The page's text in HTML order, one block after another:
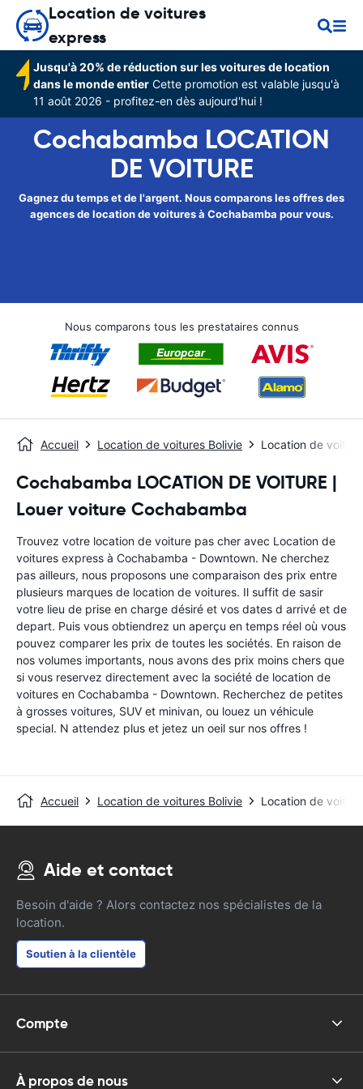
Location de voitures
express
Jusqu'à 20% de réduction sur les voitures de location
dans le monde entier Cette promotion est valable jusqu'à
11 août 2026 - profitez-en dès aujourd'hui !
Cochabamba LOCATION
DE VOITURE
Gagnez du temps et de l'argent. Nous comparons les offres des
agences de location de voitures à Cochabamba pour vous.
Nous comparons tous les prestataires connus
Accueil Location de voitures Bolivie Location de
Cochabamba LOCATION DE VOITURE |
Louer voiture Cochabamba
Trouvez votre location de voiture pas cher avec Location de
voitures express à Cochabamba - Downtown. Ne cherchez
pas ailleurs, nous proposons une comparaison des prix entre
plusieurs marques de location de voitures. Il suffit de sasir
votre lieu de prise en charge désiré et vos dates d arrivé et de
depart. Puis vous obtiendrez un aperçu en temps réel où vous
pouvez comparer les prix de toutes les sociétés. En raison de
nos volumes importants, nous avons des prix moins chers que
si vous reservez directement avec la société de location de
voitures en Cochabamba - Downtown. Recherchez de petites
à grosses voitures, SUV et minivan, ou louez un véhicule
special. N attendez plus et jetez un oeil sur nos offres !
Accueil Location de voitures Bolivie Location de
Aide et contact
Besoin d'aide ? Alors contactez nos spécialistes de la
location.
Soutien à la clientèle
Compte
À propos de nous